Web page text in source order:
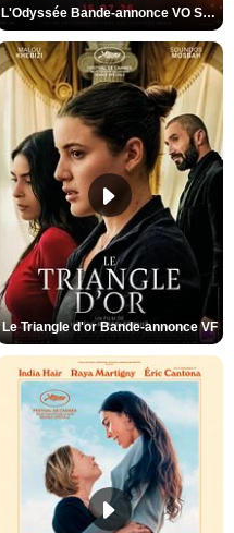
L'Odyssée Bande-annonce VO STFR
Le Triangle d'or Bande-annonce VF